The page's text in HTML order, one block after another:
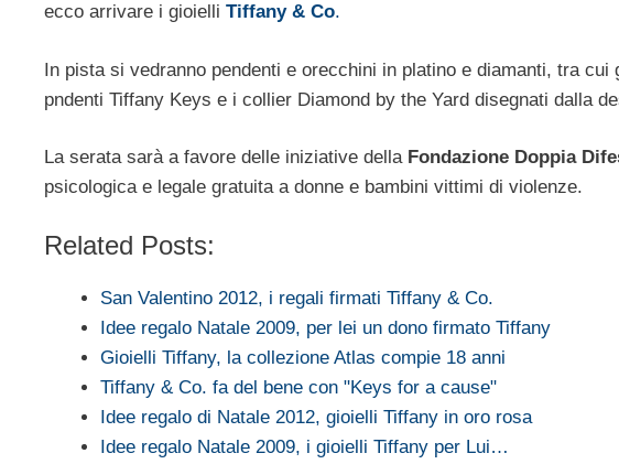
ecco arrivare i gioielli Tiffany & Co.
In pista si vedranno pendenti e orecchini in platino e diamanti, tra
pndenti Tiffany Keys e i collier Diamond by the Yard disegnati dalla
La serata sarà a favore delle iniziative della Fondazione Doppia
psicologica e legale gratuita a donne e bambini vittimi di violenze.
Related Posts:
San Valentino 2012, i regali firmati Tiffany & Co.
Idee regalo Natale 2009, per lei un dono firmato Tiffany
Gioielli Tiffany, la collezione Atlas compie 18 anni
Tiffany & Co. fa del bene con "Keys for a cause"
Idee regalo di Natale 2012, gioielli Tiffany in oro rosa
Idee regalo Natale 2009, i gioielli Tiffany per Lui…